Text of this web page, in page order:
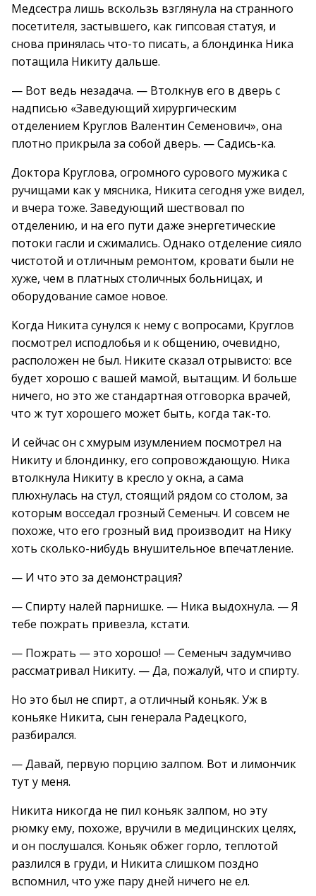
Медсестра лишь вскользь взглянула на странного
посетителя, застывшего, как гипсовая статуя, и
снова принялась что-то писать, а блондинка Ника
потащила Никиту дальше.
— Вот ведь незадача. — Втолкнув его в дверь с
надписью «Заведующий хирургическим
отделением Круглов Валентин Семенович», она
плотно прикрыла за собой дверь. — Садись-ка.
Доктора Круглова, огромного сурового мужика с
ручищами как у мясника, Никита сегодня уже видел,
и вчера тоже. Заведующий шествовал по
отделению, и на его пути даже энергетические
потоки гасли и сжимались. Однако отделение сияло
чистотой и отличным ремонтом, кровати были не
хуже, чем в платных столичных больницах, и
оборудование самое новое.
Когда Никита сунулся к нему с вопросами, Круглов
посмотрел исподлобья и к общению, очевидно,
расположен не был. Никите сказал отрывисто: все
будет хорошо с вашей мамой, вытащим. И больше
ничего, но это же стандартная отговорка врачей,
что ж тут хорошего может быть, когда так-то.
И сейчас он с хмурым изумлением посмотрел на
Никиту и блондинку, его сопровождающую. Ника
втолкнула Никиту в кресло у окна, а сама
плюхнулась на стул, стоящий рядом со столом, за
которым восседал грозный Семеныч. И совсем не
похоже, что его грозный вид производит на Нику
хоть сколько-нибудь внушительное впечатление.
— И что это за демонстрация?
— Спирту налей парнишке. — Ника выдохнула. — Я
тебе пожрать привезла, кстати.
— Пожрать — это хорошо! — Семеныч задумчиво
рассматривал Никиту. — Да, пожалуй, что и спирту.
Но это был не спирт, а отличный коньяк. Уж в
коньяке Никита, сын генерала Радецкого,
разбирался.
— Давай, первую порцию залпом. Вот и лимончик
тут у меня.
Никита никогда не пил коньяк залпом, но эту
рюмку ему, похоже, вручили в медицинских целях,
и он послушался. Коньяк обжег горло, теплотой
разлился в груди, и Никита слишком поздно
вспомнил, что уже пару дней ничего не ел.